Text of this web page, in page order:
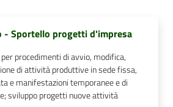
- Sportello progetti d'impresa
per procedimenti di avvio, modifica,
di attività produttive in sede fissa,
e manifestazioni temporanee e di
sviluppo progetti nuove attività